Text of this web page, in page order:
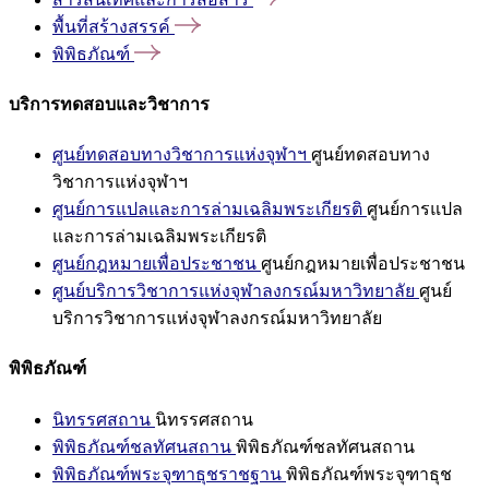
พื้นที่สร้างสรรค์
พิพิธภัณฑ์
บริการทดสอบและวิชาการ
ศูนย์ทดสอบทางวิชาการแห่งจุฬาฯ ศูนย์ทดสอบทาง
วิชาการแห่งจุฬาฯ
ศูนย์การแปลและการล่ามเฉลิมพระเกียรติ ศูนย์การแปล
และการล่ามเฉลิมพระเกียรติ
ศูนย์กฎหมายเพื่อประชาชน ศูนย์กฎหมายเพื่อประชาชน
ศูนย์บริการวิชาการแห่งจุฬาลงกรณ์มหาวิทยาลัย ศูนย์
บริการวิชาการแห่งจุฬาลงกรณ์มหาวิทยาลัย
พิพิธภัณฑ์
นิทรรศสถาน นิทรรศสถาน
พิพิธภัณฑ์ชลทัศนสถาน พิพิธภัณฑ์ชลทัศนสถาน
พิพิธภัณฑ์พระจุฑาธุชราชฐาน พิพิธภัณฑ์พระจุฑาธุช